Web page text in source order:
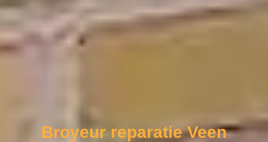
Broyeur reparatie Veen